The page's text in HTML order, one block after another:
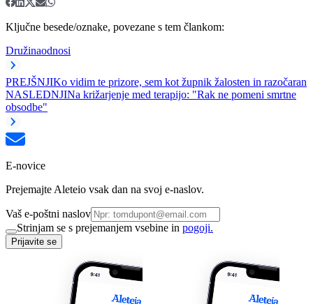
Ključne besede/oznake, povezane s tem člankom:
Družinaodnosi
PREJŠNJIKo vidim te prizore, sem kot župnik žalosten in razočaran
NASLEDNJINa križarjenje med terapijo: "Rak ne pomeni smrtne
obsodbe"
E-novice
Prejemajte Aleteio vsak dan na svoj e-naslov.
Vaš e-poštni naslov
Strinjam se s prejemanjem vsebine in pogoji.
Prijavite se